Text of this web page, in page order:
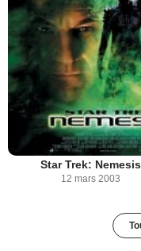
Star Trek: Nemesis
12 mars 2003